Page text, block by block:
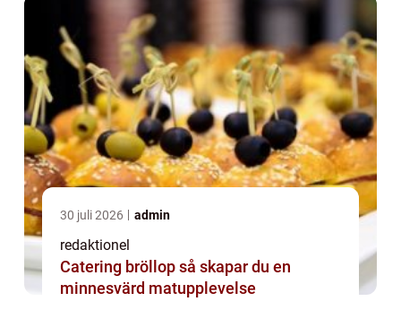
30 juli 2026 admin
redaktionel
Catering bröllop så skapar du en
minnesvärd matupplevelse